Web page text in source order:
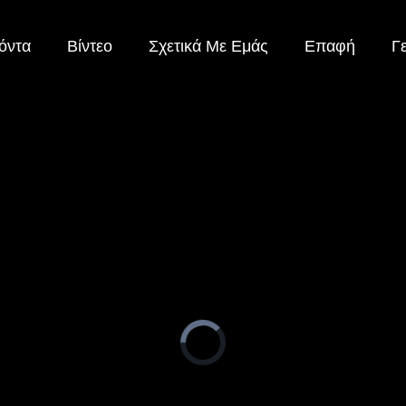
Βίντεο Σχετικά Με Εμάς Επαφή
Video
Player
is
loading.